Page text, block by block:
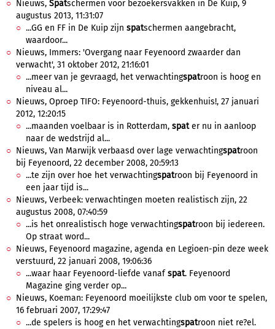
Nieuws, Spatschermen voor bezoekersvakken in De Kuip, 9
augustus 2013, 11:31:07
...GG en FF in De Kuip zijn spatschermen aangebracht,
waardoor...
Nieuws, Immers: 'Overgang naar Feyenoord zwaarder dan
verwacht', 31 oktober 2012, 21:16:01
...meer van je gevraagd, het verwachtingspatroon is hoog en
niveau al...
Nieuws, Oproep TIFO: Feyenoord-thuis, gekkenhuis!, 27 januari
2012, 12:20:15
...maanden voelbaar is in Rotterdam, spater nu in aanloop
naar de wedstrijd al...
Nieuws, Van Marwijk verbaasd over lage verwachtingspatroon
bij Feyenoord, 22 december 2008, 20:59:13
...te zijn over hoe het verwachtingspatroon bij Feyenoord in
een jaar tijd is...
Nieuws, Verbeek: verwachtingen moeten realistisch zijn, 22
augustus 2008, 07:40:59
...is het onrealistisch hoge verwachtingspatroon bij iedereen.
Op straat word...
Nieuws, Feyenoord magazine, agenda en Legioen-pin deze week
verstuurd, 22 januari 2008, 19:06:36
...waar haar Feyenoord-liefde vanafspat. Feyenoord
Magazine ging verder op...
Nieuws, Koeman: Feyenoord moeilijkste club om voor te spelen,
16 februari 2007, 17:29:47
...de spelers is hoog en het verwachtingspatroon niet re?el.